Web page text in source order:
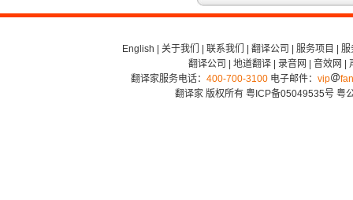
English 关于我们 联系我们 翻译公司 服务项目
服
翻译公司
地道翻译| 录音网 音效网
翻译家服务电话： 400-700-3100电子邮件： vip
翻译家 版权所有 粤ICP备05049535号 粤